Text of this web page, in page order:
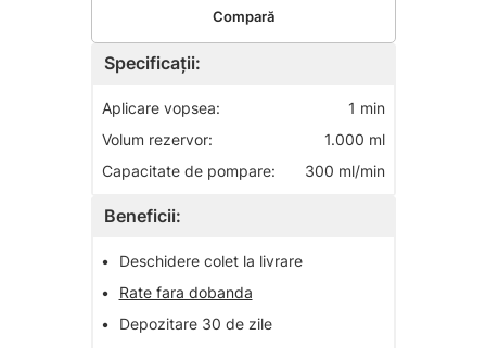
Specificații:
Aplicare vopsea:
1 min
Volum rezervor:
1.000 ml
Capacitate de pompare:
300 ml/min
Beneficii:
•
Deschidere colet la livrare
•
Rate fara dobanda
•
Depozitare 30 de zile
Compară